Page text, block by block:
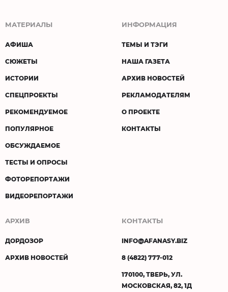
МАТЕРИАЛЫ
АФИША
СЮЖЕТЫ
ИСТОРИИ
СПЕЦПРОЕКТЫ
РЕКОМЕНДУЕМОЕ
ПОПУЛЯРНОЕ
ОБСУЖДАЕМОЕ
ТЕСТЫ И ОПРОСЫ
ФОТОРЕПОРТАЖИ
ВИДЕОРЕПОРТАЖИ
ИНФОРМАЦИЯ
ТЕМЫ И ТЭГИ
НАША ГАЗЕТА
АРХИВ НОВОСТЕЙ
РЕКЛАМОДАТЕЛЯМ
О ПРОЕКТЕ
КОНТАКТЫ
АРХИВ
ДОРДОЗОР
АРХИВ НОВОСТЕЙ
КОНТАКТЫ
INFO@AFANASY.BIZ
8 (4822) 777-012
170100, ТВЕРЬ, УЛ.
МОСКОВСКАЯ, 82, 1Д